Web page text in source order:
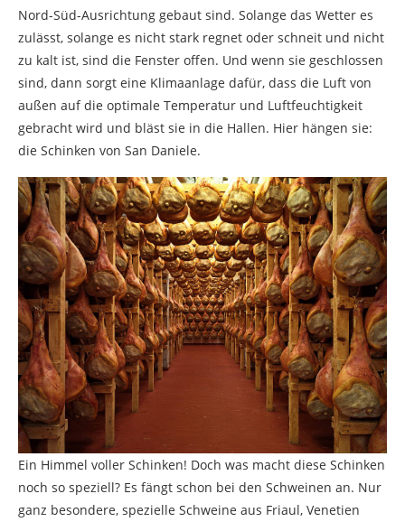
Nord-Süd-Ausrichtung gebaut sind. Solange das Wetter es
zulässt, solange es nicht stark regnet oder schneit und nicht
zu kalt ist, sind die Fenster offen. Und wenn sie geschlossen
sind, dann sorgt eine Klimaanlage dafür, dass die Luft von
außen auf die optimale Temperatur und Luftfeuchtigkeit
gebracht wird und bläst sie in die Hallen. Hier hängen sie:
die Schinken von San Daniele.
Ein Himmel voller Schinken! Doch was macht diese Schinken
noch so speziell? Es fängt schon bei den Schweinen an. Nur
ganz besondere, spezielle Schweine aus Friaul, Venetien